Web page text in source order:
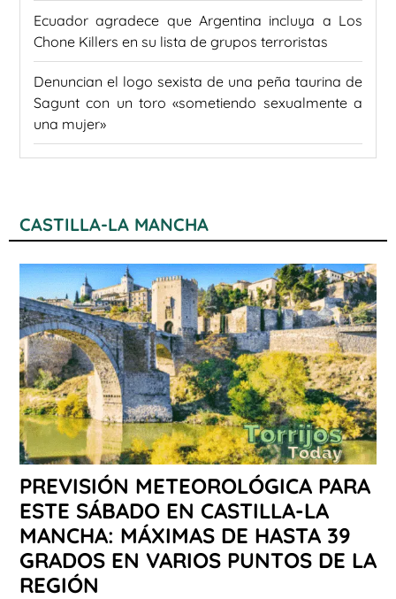
Ecuador agradece que Argentina incluya a Los
Chone Killers en su lista de grupos terroristas
Denuncian el logo sexista de una peña taurina de
Sagunt con un toro «sometiendo sexualmente a
una mujer»
CASTILLA-LA MANCHA
PREVISIÓN METEOROLÓGICA PARA
ESTE SÁBADO EN CASTILLA-LA
MANCHA: MÁXIMAS DE HASTA 39
GRADOS EN VARIOS PUNTOS DE LA
REGIÓN